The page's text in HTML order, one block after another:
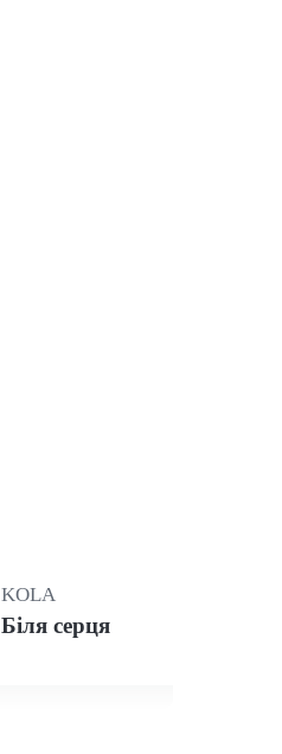
KOLA
Біля серця